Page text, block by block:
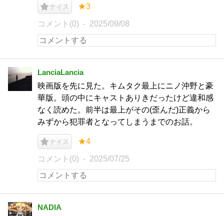
ナイス ★3
コメント(0) 2025/09/08
LanciaLancia
映画版を先に見た。キムタク最上にニノ沖野と豪
華版。頭の中にキャストありきだったけど違和感
なく読めた。前半は最上がその(歪んだ)正義から
みずから犯罪者となってしまうまでのお話。
ナイス ★4
コメント(0) 2025/07/25
NADIA